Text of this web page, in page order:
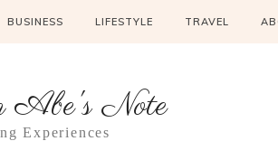
BUSINESS LIFESTYLE TRAVEL
Abe's Note
Experiences